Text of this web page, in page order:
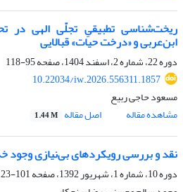
ریخت‌شناسی تطبیقیِ تجلّی الهی در
ابن‌عربی و «درخت حیات» قبالایی
دوره 22، شماره 2، اسفند 1404، صفحه
95-118
10.22034/iw.2026.556311.1857
مسعود حاجی ربیع
مشاهده مقاله
اصل مقاله 1.44 M
نقد و بررسی رویکردهای بی‌نیازی وجود
دوره 10، شماره 1، شهریور 1392، صفحه
101-123